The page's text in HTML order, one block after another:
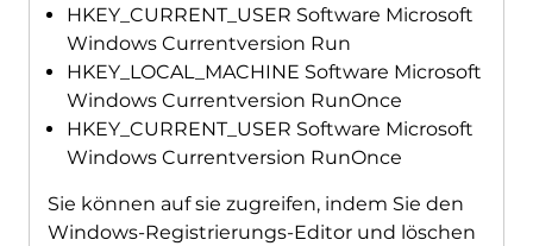
HKEY_CURRENT_USER Software Microsoft
Windows Currentversion Run
HKEY_LOCAL_MACHINE Software Microsoft
Windows Currentversion RunOnce
HKEY_CURRENT_USER Software Microsoft
Windows Currentversion RunOnce
Sie können auf sie zugreifen, indem Sie den
Windows-Registrierungs-Editor und löschen